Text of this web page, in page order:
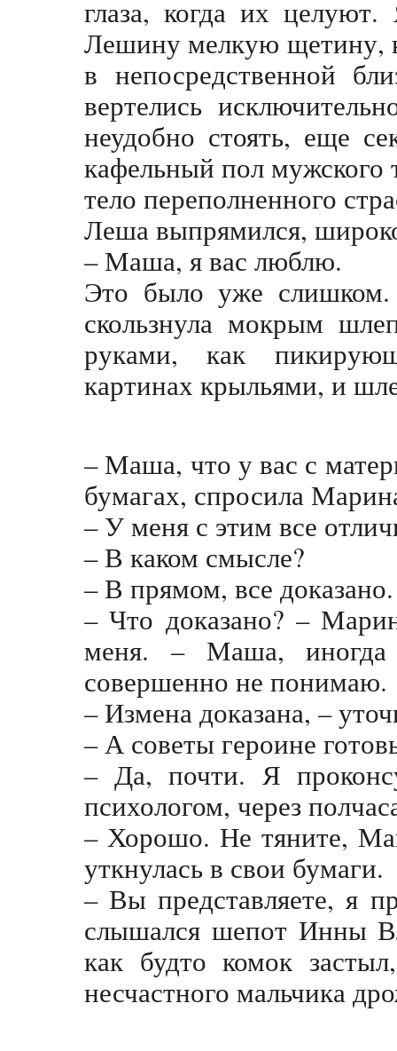
глаза, когда их
Лешину мелкую щетину,
в непосредственной
вертелись
неудобно стоять, еще
кафельный пол мужского
тело переполненного
Леша выпрямился,
– Маша, я вас люблю.
Это было уже слишком.
скользнула мокрым
руками, как
картинах крыльями, и
– Маша, что у вас с
бумагах, спросила
– У меня с этим все
– В каком смысле?
– В прямом, все доказано.
– Что доказано? –
меня. – Маша,
совершенно не понимаю.
– Измена доказана, –
– А советы героине
– Да, почти. Я
психологом, через
– Хорошо. Не тяните,
уткнулась в свои бумаги.
– Вы представляете, я
слышался шепот Инны
как будто комок
несчастного мальчика